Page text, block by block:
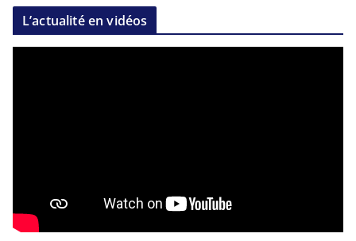
L’actualité en vidéos